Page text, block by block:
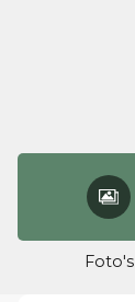
Foto's